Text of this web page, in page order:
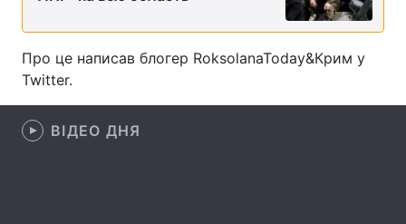
Спорт Наука
Зброя
Про це написав блогер RoksolanaToday&Крим у
Twitter.
ВІДЕО ДНЯ